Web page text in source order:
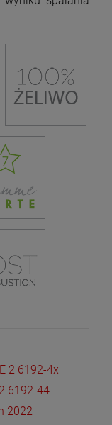
2 6192-4x
6192-44
2022